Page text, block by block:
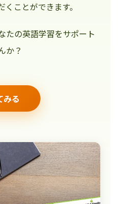
ことができます。
たの英語学習をサポート
か？
みる